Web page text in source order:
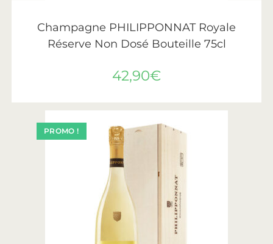
Champagne PHILIPPONNAT Royale
Réserve Non Dosé Bouteille 75cl
42,90€
PROMO !